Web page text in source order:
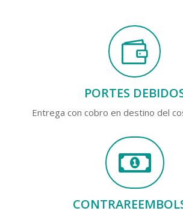

PORTES
Entrega con cobro en destino del
